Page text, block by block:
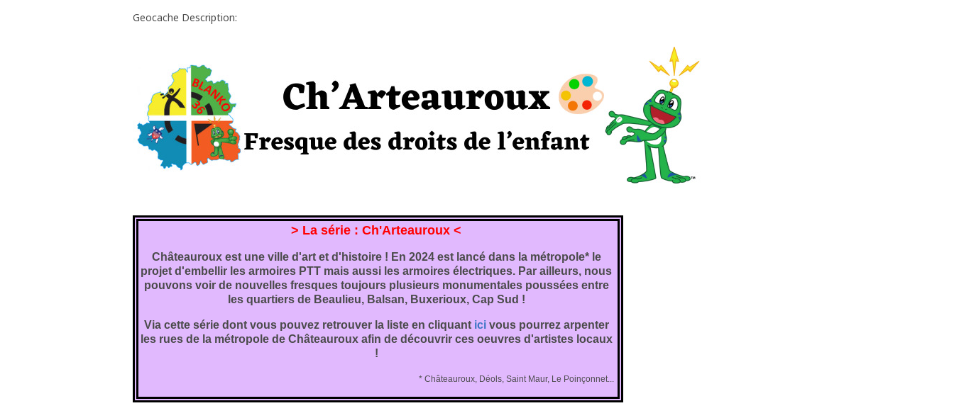
Geocache Description:
> La série : Ch'Arteauroux <
Châteauroux est une ville d'art et d'histoire ! En 2024 est lancé dans la métropole* le
projet d'embellir les armoires PTT mais aussi les armoires électriques. Par ailleurs, nous
pouvons voir de nouvelles fresques toujours plusieurs monumentales poussées entre
les quartiers de Beaulieu, Balsan, Buxerioux, Cap Sud !
Via cette série dont vous pouvez retrouver la liste en cliquant icivous pourrez arpenter
les rues de la métropole de Châteauroux afin de découvrir ces oeuvres d'artistes locaux
!
* Châteauroux, Déols, Saint Maur, Le Poinçonnet...